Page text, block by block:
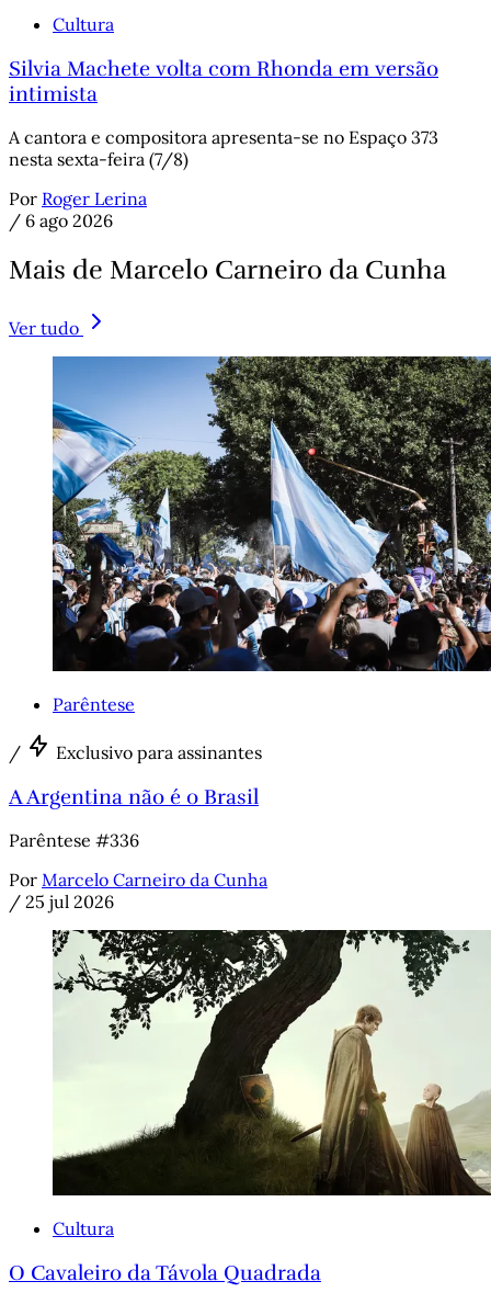
Cultura
Silvia Machete volta com Rhonda em versão
intimista
A cantora e compositora apresenta-se no Espaço 373
nesta sexta-feira (7/8)
Por Roger Lerina
/ 6 ago 2026
Mais de Marcelo Carneiro da Cunha
Ver tudo
Parêntese
/ Exclusivo para assinantes
A Argentina não é o Brasil
Parêntese #336
Por Marcelo Carneiro da Cunha
/ 25 jul 2026
Cultura
O Cavaleiro da Távola Quadrada